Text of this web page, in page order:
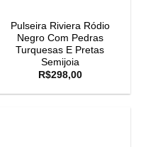
Pulseira Riviera Ródio
Negro Com Pedras
Turquesas E Pretas
Semijoia
R$298,00